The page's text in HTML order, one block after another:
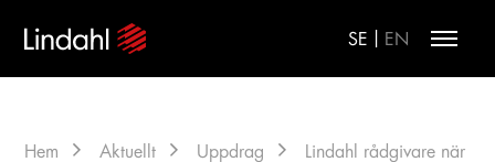
SE EN
Hem Aktuellt Uppdrag
Lindahl rådgivare när